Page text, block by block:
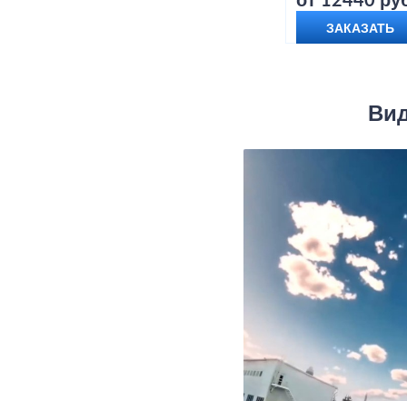
ЗАКАЗАТЬ